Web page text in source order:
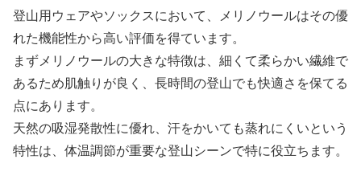
登山用ウェアやソックスにおいて、メリノウールはその優
れた機能性から高い評価を得ています。
まずメリノウールの大きな特徴は、細くて柔らかい繊維で
あるため肌触りが良く、長時間の登山でも快適さを保てる
点にあります。
天然の吸湿発散性に優れ、汗をかいても蒸れにくいという
特性は、体温調節が重要な登山シーンで特に役立ちます。